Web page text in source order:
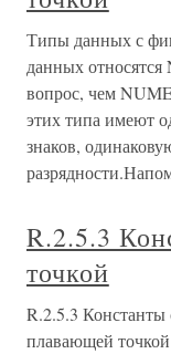
Типы данных с
данных
вопрос, чем
этих типа имеют
знаков,
R.2.5.3
точкой
R.2.5.3
плавающей точкой